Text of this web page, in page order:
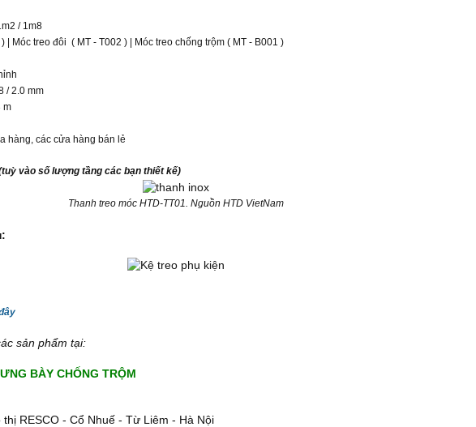
/ 1m8
| Móc treo đôi ( MT - T002 ) | Móc treo chống trộm ( MT - B001 )
/ 2.0 mm
m
hàng, các cửa hàng bán lẻ
vào số lượng tầng các bạn thiết kế)
Thanh treo móc HTD-TT01. Nguồn HTD VietNam
:
sản phẩm tại:
BÀY CHỐNG TRỘM
RESCO - Cổ Nhuế - Từ Liêm - Hà Nội